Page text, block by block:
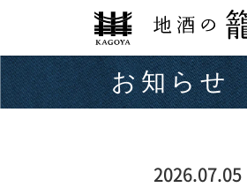
お知らせ
2026.07.05